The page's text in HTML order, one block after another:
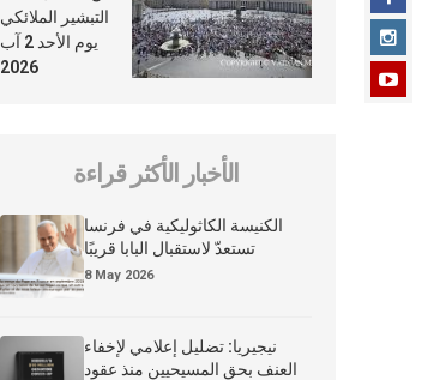
التبشير الملائكي
يوم الأحد 2 آب
2026
الأخبار الأكثر قراءة
الكنيسة الكاثوليكية في فرنسا
تستعدّ لاستقبال البابا قريبًا
8 May 2026
نيجيريا: تضليل إعلامي لإخفاء
العنف بحق المسيحيين منذ عقود